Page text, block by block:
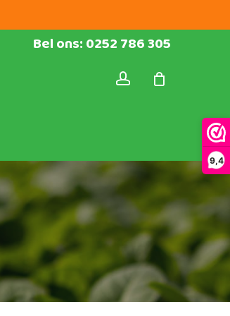
9,4
Bel ons: 0252 786 305